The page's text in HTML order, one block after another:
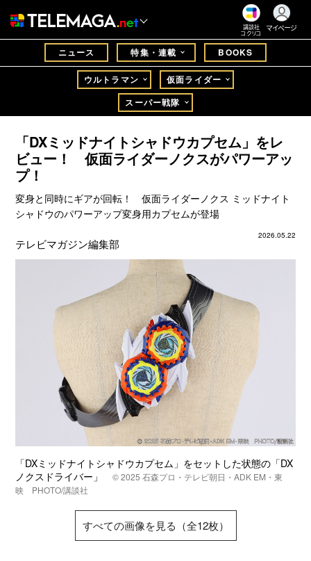
講談社
コクリコ
マイページ
ニュース 特集・連載 BOOKS
ウルトラマン
仮面ライダー
スーパー戦隊
「DXミッドナイトシャドウカプセム」をレ
ビュー！ 仮面ライダーノクスがパワーアッ
プ！
変身と同時にギアが回転！ 仮面ライダーノクス ミッドナイト
シャドウのパワーアップ変身用カプセムが登場
2026.05.22
テレビマガジン編集部
「DXミッドナイトシャドウカプセム」をセットした状態の「DX
ノクスドライバー」© 2025 石森プロ・テレビ朝日・ADK EM・東
映 PHOTO/講談社
すべての画像を見る（全12枚）